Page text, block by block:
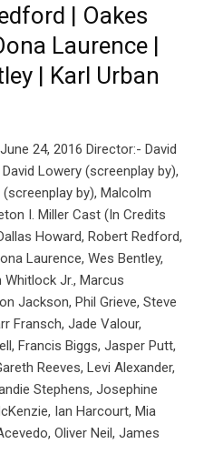
| Oakes
Laurence |
| Karl Urban
24, 2016 Director:- David
Lowery (screenplay by),
by), Malcolm
I. Miller Cast (In Credits
Howard, Robert Redford,
Laurence, Wes Bentley,
Whitlock Jr., Marcus
Jackson, Phil Grieve, Steve
Fransch, Jade Valour,
Francis Biggs, Jasper Putt,
Reeves, Levi Alexander,
Stephens, Josephine
Ian Harcourt, Mia
Oliver Neil, James